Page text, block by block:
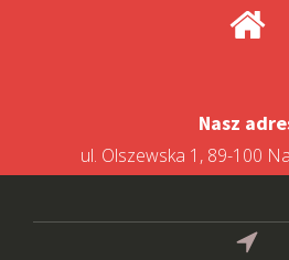
Nasz
ul. Olszewska 1, 89-100